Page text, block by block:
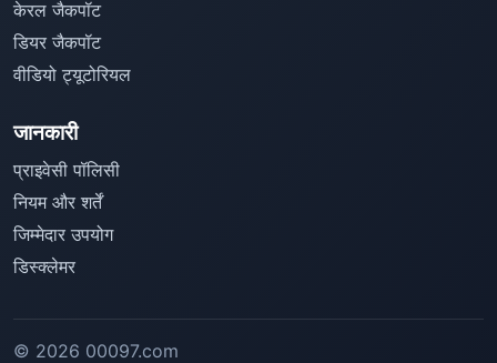
केरल जैकपॉट
डियर जैकपॉट
वीडियो ट्यूटोरियल
जानकारी
प्राइवेसी पॉलिसी
नियम और शर्तें
जिम्मेदार उपयोग
डिस्क्लेमर
© 2026 00097.com